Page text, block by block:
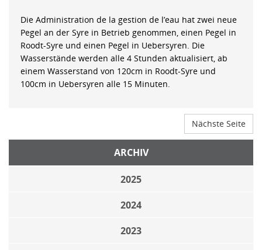
Die Administration de la gestion de l’eau hat zwei neue
Pegel an der Syre in Betrieb genommen, einen Pegel in
Roodt-Syre und einen Pegel in Uebersyren. Die
Wasserstände werden alle 4 Stunden aktualisiert, ab
einem Wasserstand von 120cm in Roodt-Syre und
100cm in Uebersyren alle 15 Minuten.
Nächste Seite
ARCHIV
2025
2024
2023